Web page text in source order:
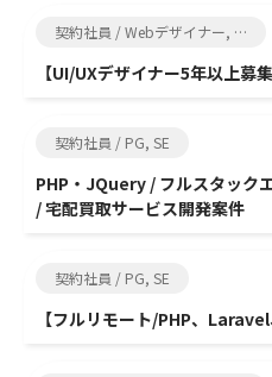
契約社員 / Webデザイナー, グラフィックデザイナー
【UI/UXデザイナー5年以上募
契約社員 / PG, SE
PHP・JQuery / フルスタック
/ 宅配買取サービス開発案件
契約社員 / PG, SE
【フルリモート/PHP、